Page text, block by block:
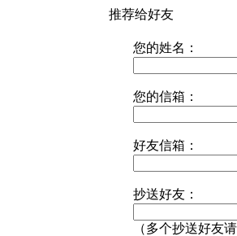
推荐给好友
您的姓名：
您的信箱：
好友信箱：
抄送好友：
（多个抄送好友